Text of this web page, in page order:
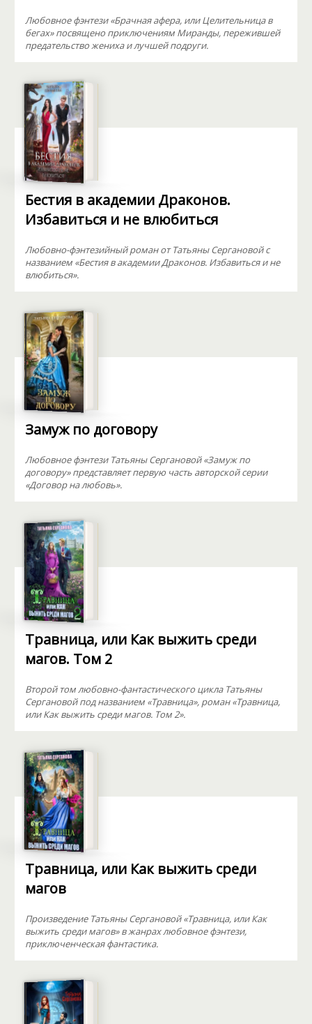
Любовное фэнтези «Брачная афера, или Целительница в
бегах» посвящено приключениям Миранды, пережившей
предательство жениха и лучшей подруги.
Бестия в академии Драконов.
Избавиться и не влюбиться
Любовно-фэнтезийный роман от Татьяны Сергановой с
названием «Бестия в академии Драконов. Избавиться и не
влюбиться».
Замуж по договору
Любовное фэнтези Татьяны Сергановой «Замуж по
договору» представляет первую часть авторской серии
«Договор на любовь».
Травница, или Как выжить среди
магов. Том 2
Второй том любовно-фантастического цикла Татьяны
Сергановой под названием «Травница», роман «Травница,
или Как выжить среди магов. Том 2».
Травница, или Как выжить среди
магов
Произведение Татьяны Сергановой «Травница, или Как
выжить среди магов» в жанрах любовное фэнтези,
приключенческая фантастика.